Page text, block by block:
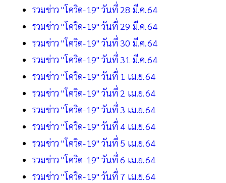
รวมข่าว "โควิด-19" วันที่ 28 มี.ค.64
รวมข่าว "โควิด-19" วันที่ 29 มี.ค.64
รวมข่าว "โควิด-19" วันที่ 30 มี.ค.64
รวมข่าว "โควิด-19" วันที่ 31 มี.ค.64
รวมข่าว "โควิด-19" วันที่ 1 เม.ย.64
รวมข่าว "โควิด-19" วันที่ 2 เม.ย.64
รวมข่าว "โควิด-19" วันที่ 3 เม.ย.64
รวมข่าว "โควิด-19" วันที่ 4 เม.ย.64
รวมข่าว "โควิด-19" วันที่ 5 เม.ย.64
รวมข่าว "โควิด-19" วันที่ 6 เม.ย.64
รวมข่าว "โควิด-19" วันที่ 7 เม.ย.64